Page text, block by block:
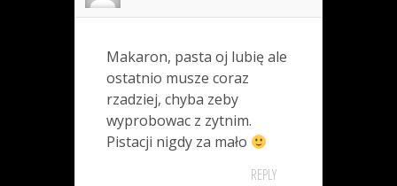
Makaron, pasta oj lubię ale
ostatnio musze coraz
rzadziej, chyba zeby
wyprobowac z zytnim.
Pistacji nigdy za mało
REPLY